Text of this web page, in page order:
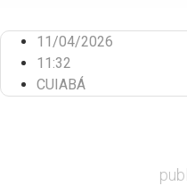
11/04/2026
11:32
CUIABÁ